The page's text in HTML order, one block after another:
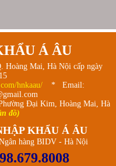
Á ÂU
Mai, Hà Nội cấp ngày
hnkaau/
* Email:
Đại Kim, Hoàng Mai, Hà
đồ)
KHẨU Á ÂU
hàng BIDV - Hà Nội